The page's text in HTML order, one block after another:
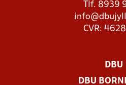
Tlf. 8939
CVR:
DBU
DBU